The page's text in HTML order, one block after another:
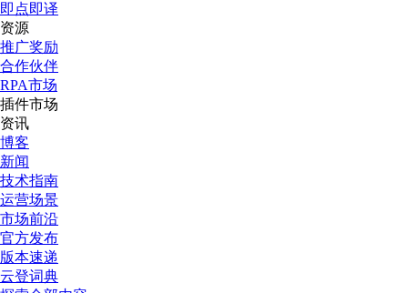
即点即译
资源
推广奖励
合作伙伴
RPA市场
插件市场
资讯
博客
新闻
技术指南
运营场景
市场前沿
官方发布
版本速递
云登词典